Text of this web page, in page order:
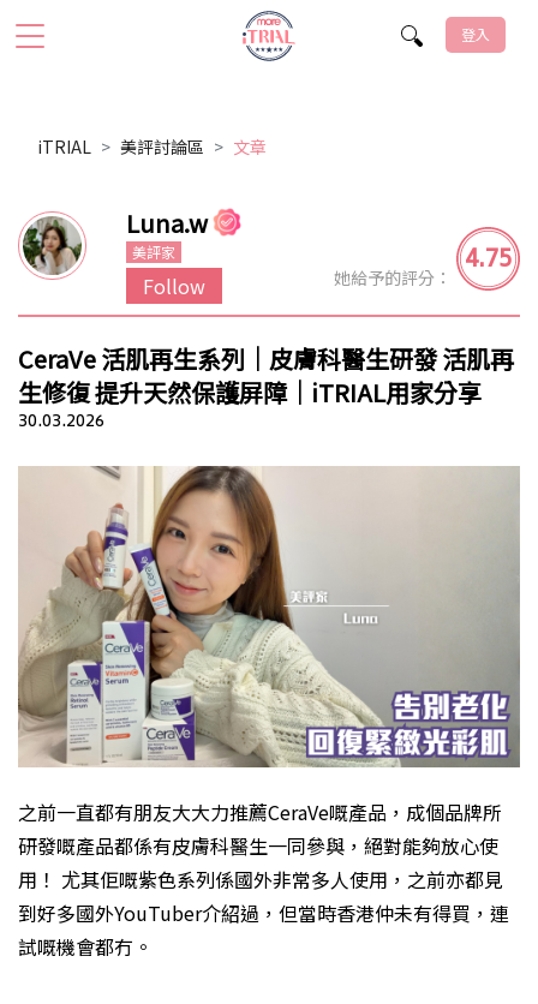
登入
iTRIAL 美評討論區 文章
Luna.w
美評家
Follow 她給予的評分： 4.75
CeraVe 活肌再生系列｜皮膚科醫生研發 活肌再
生修復 提升天然保護屏障｜iTRIAL用家分享
30.03.2026
之前一直都有朋友大大力推薦CeraVe嘅產品，成個品牌所
研發嘅產品都係有皮膚科醫生一同參與，絕對能夠放心使
用！ 尤其佢嘅紫色系列係國外非常多人使用，之前亦都見
到好多國外YouTuber介紹過，但當時香港仲未有得買，連
試嘅機會都冇。